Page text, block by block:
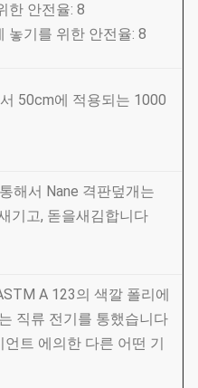
한 안전율: 8
놓기를 위한 안전율: 8
50cm에 적용되는 1000
해서 Nane 격판덮개는
기고, 돋을새김합니다
A 123의 색깔 폴리에
직류 전기를 통했습니다
트 에의한 다른 어떤 기